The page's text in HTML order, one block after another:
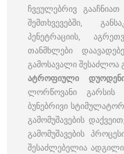
ჩვეულებრივ
შემთხვევებში,
პენეტრაციის,
თანმხლები
გამოსავალი შესაძლოა
ატროფიული
ლორწოვანი გარსის
ბუნებრივი
გამომუშავების
გამომუშავების
შესაძლებელია